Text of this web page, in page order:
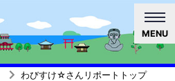
MENU
わびすけ☆さんリポートトップ